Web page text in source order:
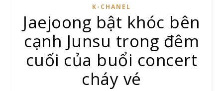
K-CHANEL
Jaejoong bật khóc bên
cạnh Junsu trong đêm
cuối của buổi concert
cháy vé